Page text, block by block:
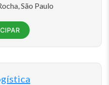
São Paulo